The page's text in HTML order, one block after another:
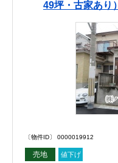
49坪・古家あり）
〔物件ID〕 0000019912
売地 値下げ